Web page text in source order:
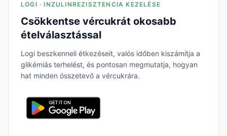
LOGI · INZULINREZISZTENCIA KEZELÉSE
Csökkentse vércukrát okosabb
ételválasztással
Logi beszkenneli étkezéseit, valós időben kiszámítja a
glikémiás terhelést, és pontosan megmutatja, hogyan
hat minden összetevő a vércukrára.